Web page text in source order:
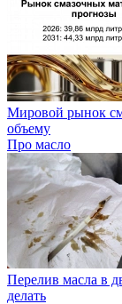
Мировой рынок
объему
Про масло
Перелив масла в
делать